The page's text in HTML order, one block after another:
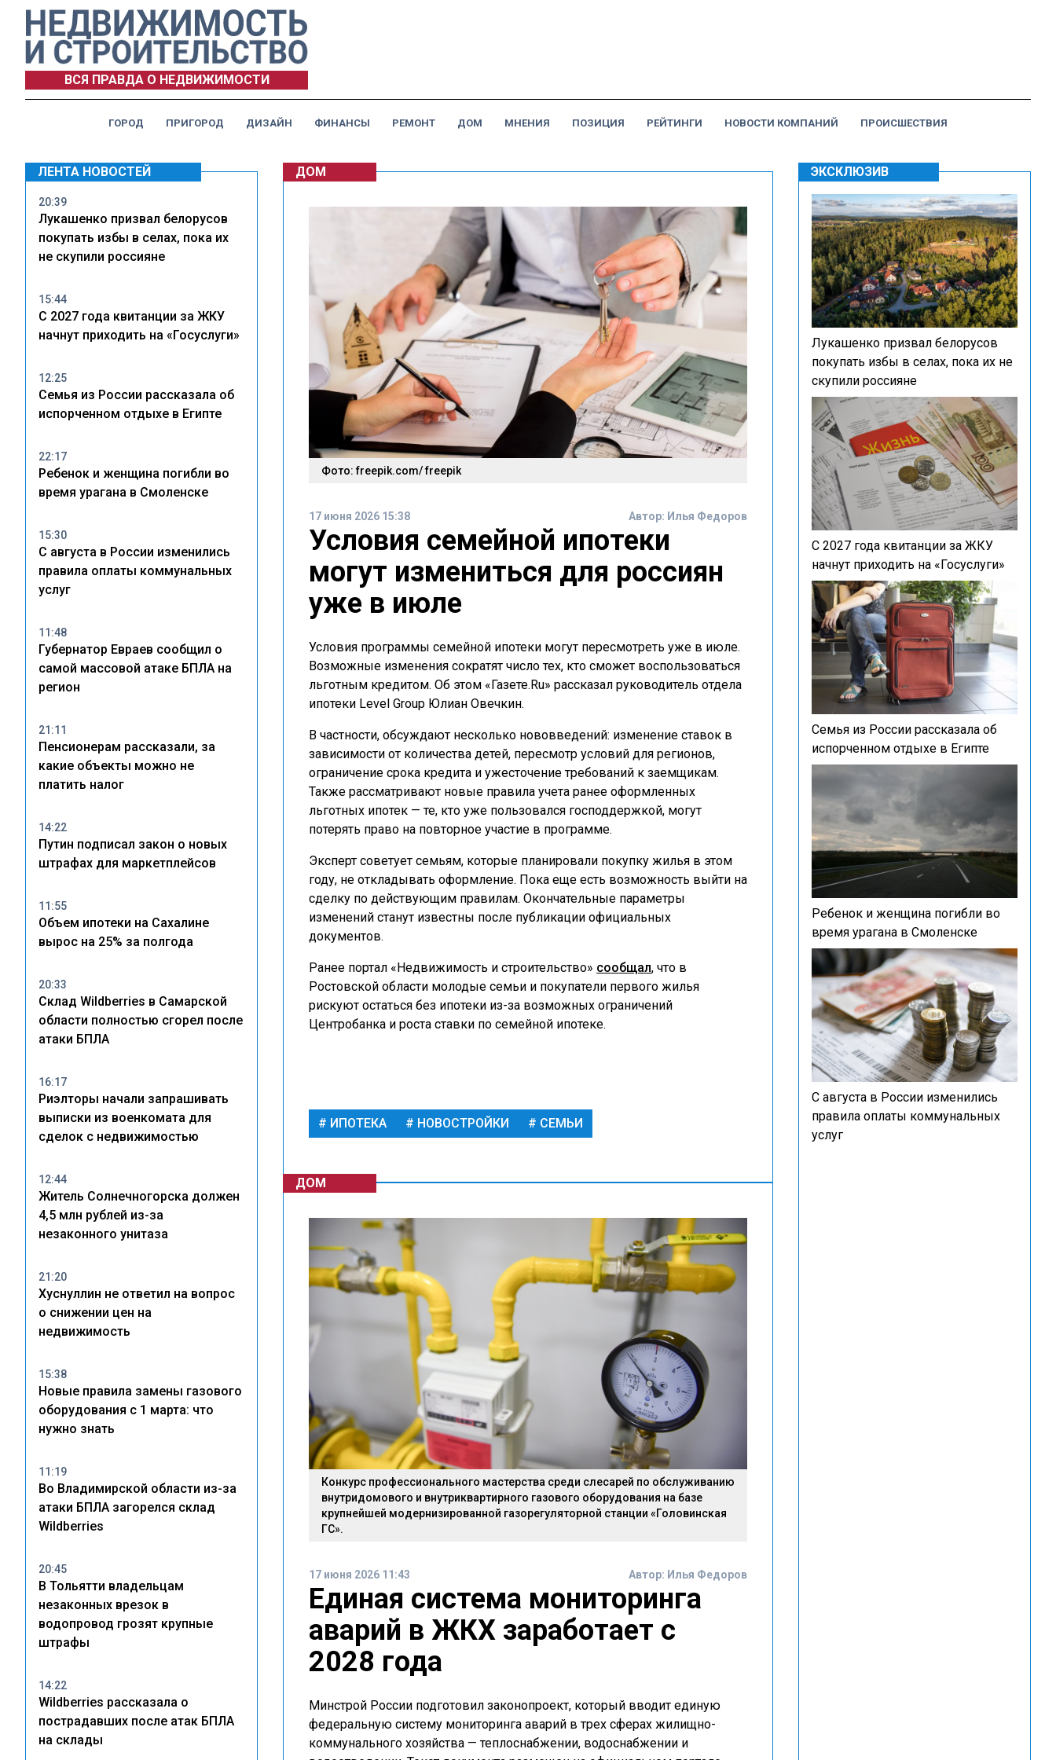
ВСЯ ПРАВДА О НЕДВИЖИМОСТИ
ГОРОД ПРИГОРОД ДИЗАЙН ФИНАНСЫ РЕМОНТ ДОМ МНЕНИЯ ПОЗИЦИЯ РЕЙТИНГИ НОВОСТИ КОМПАНИЙ ПРОИСШЕСТВИЯ
ЛЕНТА НОВОСТЕЙ
20:39
Лукашенко призвал белорусов
покупать избы в селах, пока их
не скупили россияне
15:44
С 2027 года квитанции за ЖКУ
начнут приходить на «Госуслуги»
12:25
Семья из России рассказала об
испорченном отдыхе в Египте
22:17
Ребенок и женщина погибли во
время урагана в Смоленске
15:30
С августа в России изменились
правила оплаты коммунальных
услуг
11:48
Губернатор Евраев сообщил о
самой массовой атаке БПЛА на
регион
21:11
Пенсионерам рассказали, за
какие объекты можно не
платить налог
14:22
Путин подписал закон о новых
штрафах для маркетплейсов
11:55
Объем ипотеки на Сахалине
вырос на 25% за полгода
20:33
Склад Wildberries в Самарской
области полностью сгорел после
атаки БПЛА
16:17
Риэлторы начали запрашивать
выписки из военкомата для
сделок с недвижимостью
12:44
Житель Солнечногорска должен
4,5 млн рублей из-за
незаконного унитаза
21:20
Хуснуллин не ответил на вопрос
о снижении цен на
недвижимость
15:38
Новые правила замены газового
оборудования с 1 марта: что
нужно знать
11:19
Во Владимирской области из-за
атаки БПЛА загорелся склад
Wildberries
20:45
В Тольятти владельцам
незаконных врезок в
водопровод грозят крупные
штрафы
14:22
Wildberries рассказала о
пострадавших после атак БПЛА
на склады
ДОМ
Фото: freepik.com/ freepik
17 июня 2026 15:38 Автор: Илья Федоров
Условия семейной ипотеки
могут измениться для россиян
уже в июле
Условия программы семейной ипотеки могут пересмотреть уже в июле.
Возможные изменения сократят число тех, кто сможет воспользоваться
льготным кредитом. Об этом «Газете.Ru» рассказал руководитель отдела
ипотеки Level Group Юлиан Овечкин.
В частности, обсуждают несколько нововведений: изменение ставок в
зависимости от количества детей, пересмотр условий для регионов,
ограничение срока кредита и ужесточение требований к заемщикам.
Также рассматривают новые правила учета ранее оформленных
льготных ипотек — те, кто уже пользовался господдержкой, могут
потерять право на повторное участие в программе.
Эксперт советует семьям, которые планировали покупку жилья в этом
году, не откладывать оформление. Пока еще есть возможность выйти на
сделку по действующим правилам. Окончательные параметры
изменений станут известны после публикации официальных
документов.
Ранее портал «Недвижимость и строительство» сообщал, что в
Ростовской области молодые семьи и покупатели первого жилья
рискуют остаться без ипотеки из-за возможных ограничений
Центробанка и роста ставки по семейной ипотеке.
ИПОТЕКА НОВОСТРОЙКИ СЕМЬИ
ДОМ
Конкурс профессионального мастерства среди слесарей по обслуживанию
внутридомового и внутриквартирного газового оборудования на базе
крупнейшей модернизированной газорегуляторной станции «Головинская
ГС».
17 июня 2026 11:43 Автор: Илья Федоров
Единая система мониторинга
аварий в ЖКХ заработает с
2028 года
Минстрой России подготовил законопроект, который вводит единую
федеральную систему мониторинга аварий в трех сферах жилищно-
коммунального хозяйства — теплоснабжении, водоснабжении и
ЭКСКЛЮЗИВ
Лукашенко призвал белорусов
покупать избы в селах, пока их не
скупили россияне
С 2027 года квитанции за ЖКУ
начнут приходить на «Госуслуги»
Семья из России рассказала об
испорченном отдыхе в Египте
Ребенок и женщина погибли во
время урагана в Смоленске
С августа в России изменились
правила оплаты коммунальных
услуг